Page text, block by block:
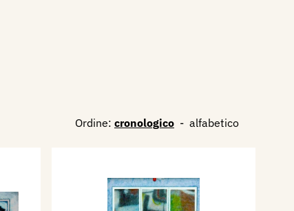
Ordine: cronologico - alfabetico